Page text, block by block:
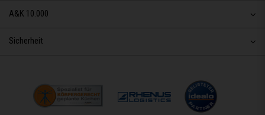
A&K 10.000
Sicherheit